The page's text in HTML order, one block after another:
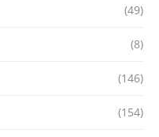
(49)
(8)
(146)
(154)